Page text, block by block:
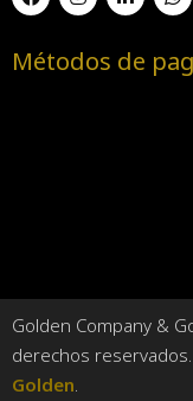
Métodos de
Golden Company &
derechos
Golden.